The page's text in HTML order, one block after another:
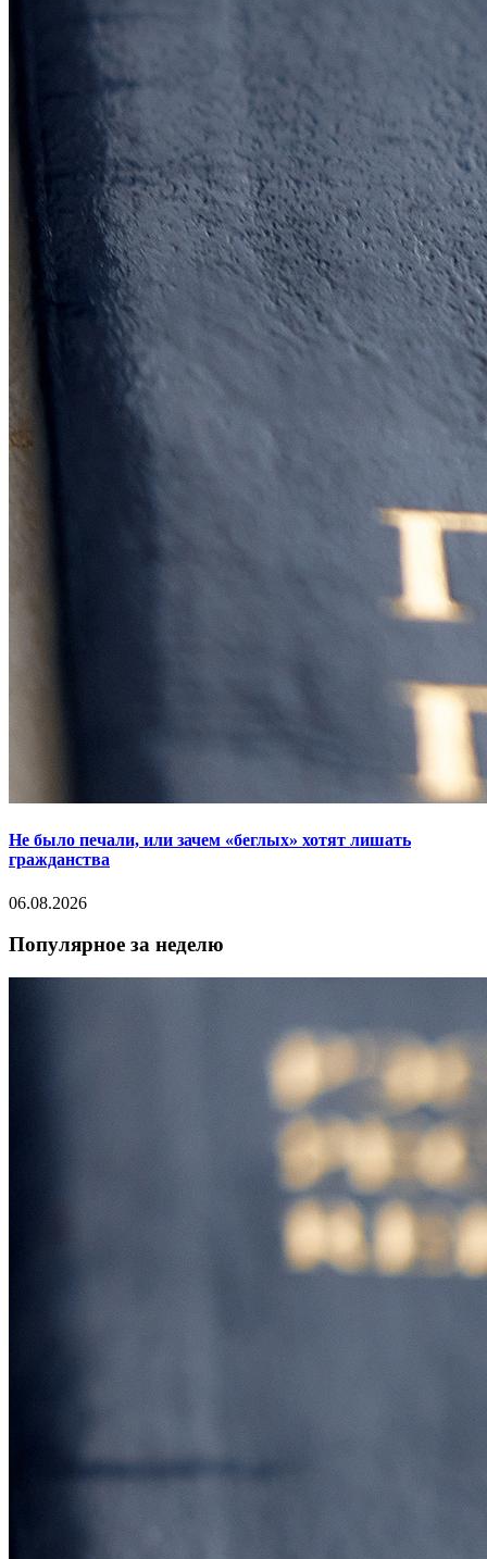
Не было печали, или зачем «беглых» хотят лишать
гражданства
06.08.2026
Популярное за неделю